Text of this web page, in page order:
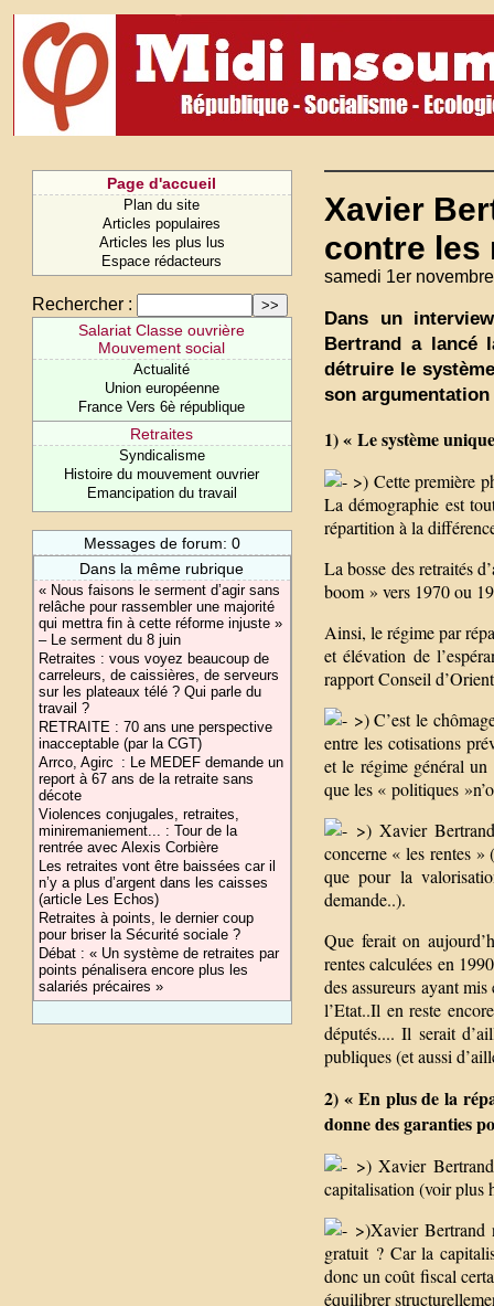
Page d'accueil
Plan du site
Articles populaires
Articles les plus lus
Espace rédacteurs
Rechercher :
Salariat Classe ouvrière
Mouvement social
Actualité
Union européenne
France Vers 6è république
Retraites
Syndicalisme
Histoire du mouvement ouvrier
Emancipation du travail
Messages de forum: 0
Dans la même rubrique
« Nous faisons le serment d’agir sans
relâche pour rassembler une majorité
qui mettra fin à cette réforme injuste »
– Le serment du 8 juin
Retraites : vous voyez beaucoup de
carreleurs, de caissières, de serveurs
sur les plateaux télé ? Qui parle du
travail ?
RETRAITE : 70 ans une perspective
inacceptable (par la CGT)
Arrco, Agirc : Le MEDEF demande un
report à 67 ans de la retraite sans
décote
Violences conjugales, retraites,
miniremaniement... : Tour de la
rentrée avec Alexis Corbière
Les retraites vont être baissées car il
n’y a plus d’argent dans les caisses
(article Les Echos)
Retraites à points, le dernier coup
pour briser la Sécurité sociale ?
Débat : « Un système de retraites par
points pénalisera encore plus les
salariés précaires »
Xavier
contre les
samedi 1er
Dans un
Bertrand a lancé
détruire le
son
1) « Le système
>) Cette première
La démographie est
répartition à la
La bosse des retraités
boom » vers 1970 ou
Ainsi, le régime par
et élévation de
rapport Conseil
>) C’est le
entre les cotisations
et le régime général
que les « politiques
>) Xavier
concerne « les rentes »
que pour la
demande..).
Que ferait on
rentes calculées en
des assureurs ayant
l’Etat..Il en reste
députés.... Il serait
publiques (et aussi
2) « En plus de la
donne des garanties
>) Xavier
capitalisation (voir plus
>)Xavier Bertrand
gratuit ? Car la
donc un coût fiscal
équilibrer